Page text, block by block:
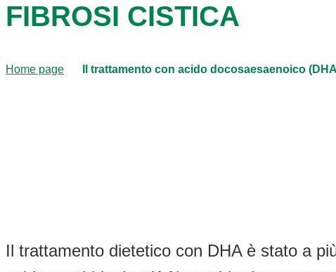
FIBROSI CISTICA
Home page Il trattamento con acido docosaesaenoico
Il trattamento dietetico con DHA è stato a